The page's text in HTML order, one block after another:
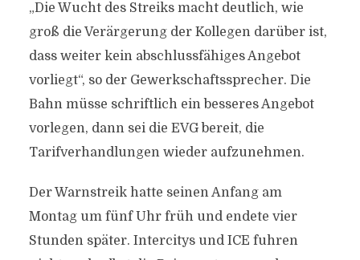
„Die Wucht des Streiks macht deutlich, wie
groß die Verärgerung der Kollegen darüber ist,
dass weiter kein abschlussfähiges Angebot
vorliegt“, so der Gewerkschaftssprecher. Die
Bahn müsse schriftlich ein besseres Angebot
vorlegen, dann sei die EVG bereit, die
Tarifverhandlungen wieder aufzunehmen.
Der Warnstreik hatte seinen Anfang am
Montag um fünf Uhr früh und endete vier
Stunden später. Intercitys und ICE fuhren